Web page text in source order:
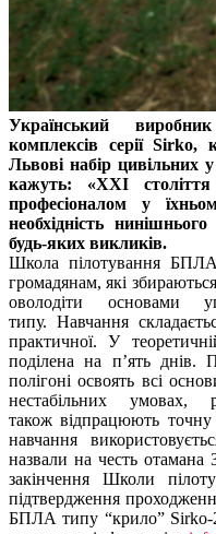
Український
комплексів серії Sirko,
Львові набір цивільних
кажуть: «XXI
професіоналом у
необхідність
будь-яких викликів.
Школа пілотування
громадянам, які
оволодіти основами
типу. Навчання
практичної. У
поділена на п’ять
полігоні освоять всі
нестабільних
також відпрацюють
навчання
назвали на честь отамана
закінчення Школи
підтвердження
БПЛА типу “крило” Sirko-